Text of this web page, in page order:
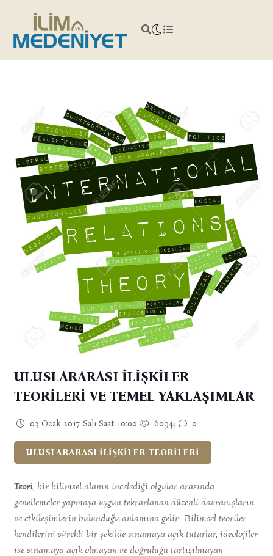
ULUSLARARASI İLİŞKİLER
TEORİLERİ VE TEMEL YAKLAŞIMLAR
03 Ocak 2017 Salı Saat 10:00 60944 0
ULUSLARARASI İLİŞKİLER TEORİLERİ
Teori, bir bilimsel alanın incelediği olgular arasında
genellemeler yapmaya uygun tekrarlanan düzenli davranışların
ve etkileşimlerin bulunduğu anlamına gelir. Bilimsel teoriler
kendilerini sürekli bir şekilde sınamaya açık tutarlar, ideolojiler
ise sınamaya açık olmayan ve doğruluğu tartışılmayan